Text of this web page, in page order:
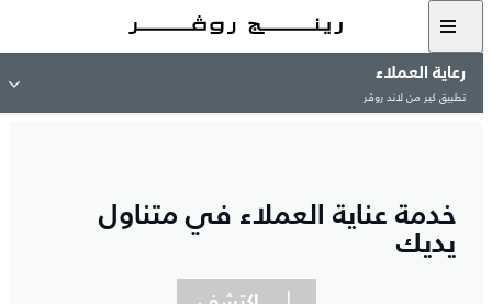
رعاية العملاء
تطبيق كير من لاند روڤر
خدمة عناية العملاء في متناول
يديك